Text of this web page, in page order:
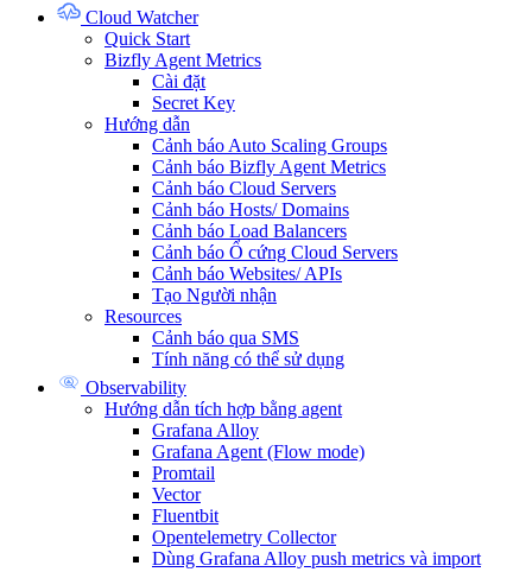
Cloud Watcher
Quick Start
Bizfly Agent Metrics
Cài đặt
Secret Key
Hướng dẫn
Cảnh báo Auto Scaling Groups
Cảnh báo Bizfly Agent Metrics
Cảnh báo Cloud Servers
Cảnh báo Hosts/ Domains
Cảnh báo Load Balancers
Cảnh báo Ổ cứng Cloud Servers
Cảnh báo Websites/ APIs
Tạo Người nhận
Resources
Cảnh báo qua SMS
Tính năng có thể sử dụng
Observability
Hướng dẫn tích hợp bằng agent
Grafana Alloy
Grafana Agent (Flow mode)
Promtail
Vector
Fluentbit
Opentelemetry Collector
Dùng Grafana Alloy push metrics và import